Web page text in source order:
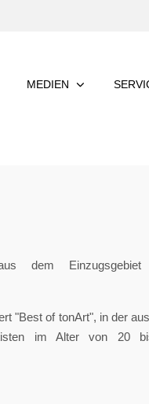
MEDIEN
Einzugsgebiet
"Best of tonArt", in der
im Alter von 20